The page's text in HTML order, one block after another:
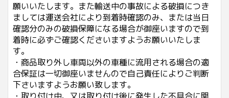
願いいたします。また輸送中の事故による破損につき
ましては運送会社により到着時確認のみ、または当日
確認分のみの破損保障になる場合が御座いますので到
着時に必ずご確認くださいますようお願いいたしま
す。
・商品取り外し車両以外の車種に流用される場合の適
合保証は一切御座いませんので自己責任によりご判断
下さいますようお願い致します。